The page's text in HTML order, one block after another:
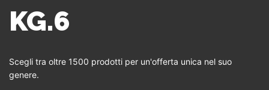
KG.6
Scegli tra oltre 1500 prodotti per un'offerta unica nel suo
genere.